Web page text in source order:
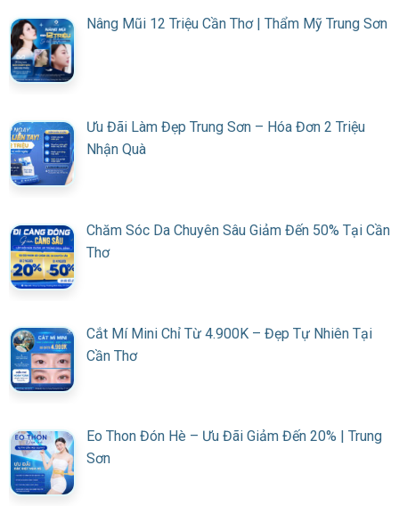
Nâng Mũi 12 Triệu Cần Thơ | Thẩm Mỹ Trung Sơn
Ưu Đãi Làm Đẹp Trung Sơn – Hóa Đơn 2 Triệu
Nhận Quà
Chăm Sóc Da Chuyên Sâu Giảm Đến 50% Tại Cần
Thơ
Cắt Mí Mini Chỉ Từ 4.900K – Đẹp Tự Nhiên Tại
Cần Thơ
Eo Thon Đón Hè – Ưu Đãi Giảm Đến 20% | Trung
Sơn